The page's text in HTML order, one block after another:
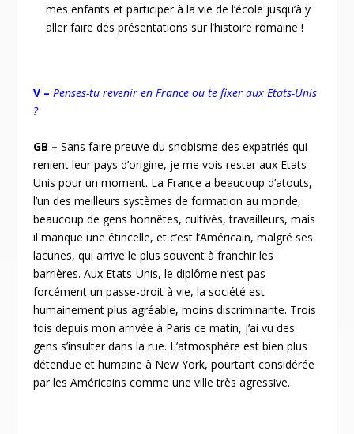
mes enfants et participer à la vie de l’école jusqu’à y
aller faire des présentations sur l’histoire romaine !
V – Penses-tu revenir en France ou te fixer aux Etats-Unis
?
GB –Sans faire preuve du snobisme des expatriés qui
renient leur pays d’origine, je me vois rester aux Etats-
Unis pour un moment. La France a beaucoup d’atouts,
l’un des meilleurs systèmes de formation au monde,
beaucoup de gens honnêtes, cultivés, travailleurs, mais
il manque une étincelle, et c’est l’Américain, malgré ses
lacunes, qui arrive le plus souvent à franchir les
barrières. Aux Etats-Unis, le diplôme n’est pas
forcément un passe-droit à vie, la société est
humainement plus agréable, moins discriminante. Trois
fois depuis mon arrivée à Paris ce matin, j’ai vu des
gens s’insulter dans la rue. L’atmosphère est bien plus
détendue et humaine à New York, pourtant considérée
par les Américains comme une ville très agressive.